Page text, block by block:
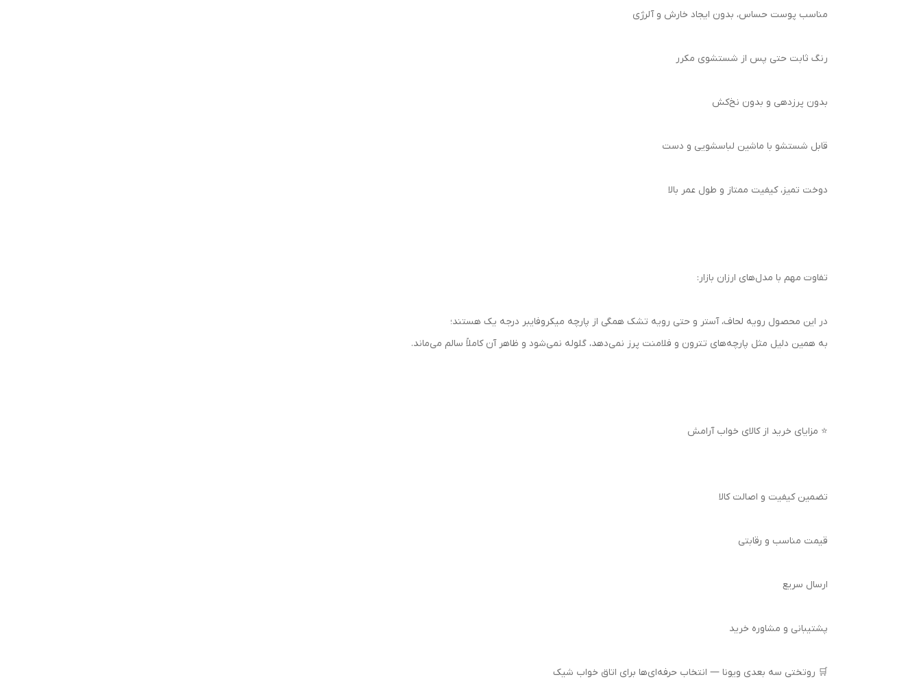
مناسب پوست حساس، بدون ایجاد خارش و آلرژی
رنگ ثابت حتی پس از شستشوی مکرر
بدون پرزدهی و بدون نخ‌کش
قابل شستشو با ماشین لباسشویی و دست
دوخت تمیز، کیفیت ممتاز و طول عمر بالا
تفاوت مهم با مدل‌های ارزان بازار:
در این محصول رویه لحاف، آستر و حتی رویه تشک همگی از پارچه میکروفایبر درجه یک هستند؛
به همین دلیل مثل پارچه‌های تترون و فلامنت پرز نمی‌دهد، گلوله نمی‌شود و ظاهر آن کاملاً سالم می‌ماند.
⭐ مزایای خرید از کالای خواب آرامش
تضمین کیفیت و اصالت کالا
قیمت مناسب و رقابتی
ارسال سریع
پشتیبانی و مشاوره خرید
🛒 روتختی سه بعدی ویونا — انتخاب حرفه‌ای‌ها برای اتاق خواب شیک